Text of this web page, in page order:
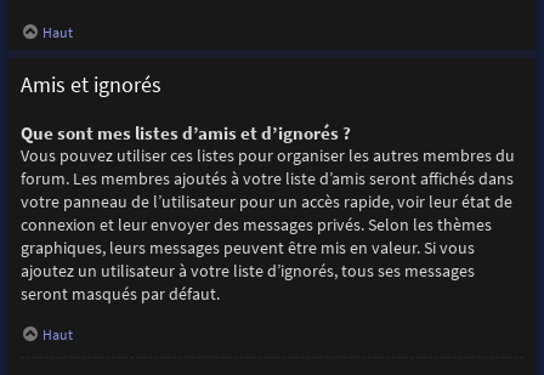
Haut
Amis et ignorés
Que sont mes listes d’amis et d’ignorés ?
Vous pouvez utiliser ces listes pour organiser les autres membres du
forum. Les membres ajoutés à votre liste d’amis seront affichés dans
votre panneau de l’utilisateur pour un accès rapide, voir leur état de
connexion et leur envoyer des messages privés. Selon les thèmes
graphiques, leurs messages peuvent être mis en valeur. Si vous
ajoutez un utilisateur à votre liste d’ignorés, tous ses messages
seront masqués par défaut.
Haut